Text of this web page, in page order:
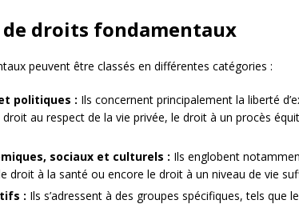
de droits fondamentaux
peuvent être classés en différentes catégories :
politiques : Ils concernent principalement la liberté
droit au respect de la vie privée, le droit à un procès
sociaux et culturels : Ils englobent
droit à la santé ou encore le droit à un niveau de vie
: Ils s’adressent à des groupes spécifiques, tels que